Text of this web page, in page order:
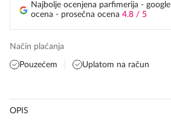
Najbolje ocenjena parfimerija - google
ocena - prosečna ocena 4.8 / 5
Način plaćanja
Pouzećem Uplatom na račun
OPIS